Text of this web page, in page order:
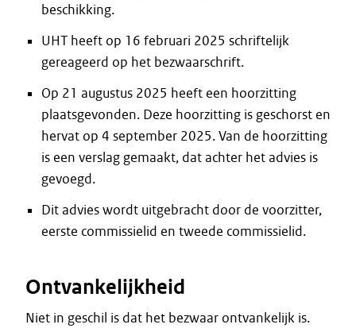
beschikking.
UHT heeft op 16 februari 2025 schriftelijk
gereageerd op het bezwaarschrift.
Op 21 augustus 2025 heeft een hoorzitting
plaatsgevonden. Deze hoorzitting is geschorst en
hervat op 4 september 2025. Van de hoorzitting
is een verslag gemaakt, dat achter het advies is
gevoegd.
Dit advies wordt uitgebracht door de voorzitter,
eerste commissielid en tweede commissielid.
Ontvankelijkheid
Niet in geschil is dat het bezwaar ontvankelijk is.